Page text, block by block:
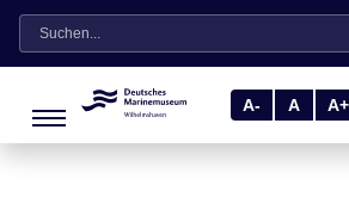
Suche
A- A A+